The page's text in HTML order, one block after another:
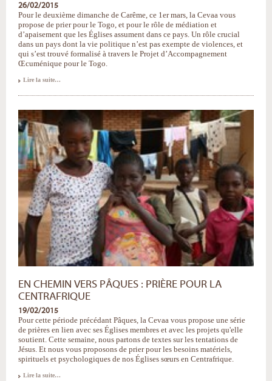
26/02/2015
Pour le deuxième dimanche de Carême, ce 1er mars, la Cevaa vous
propose de prier pour le Togo, et pour le rôle de médiation et
d’apaisement que les Églises assument dans ce pays. Un rôle crucial
dans un pays dont la vie politique n’est pas exempte de violences, et
qui s’est trouvé formalisé à travers le Projet d’Accompagnement
Œcuménique pour le Togo.
En
prière
pour
le
Togo
-
Lire la suite…
EN CHEMIN VERS PÂQUES : PRIÈRE POUR LA
CENTRAFRIQUE
19/02/2015
Pour cette période précédant Pâques, la Cevaa vous propose une série
de prières en lien avec ses Églises membres et avec les projets qu'elle
soutient. Cette semaine, nous partons de textes sur les tentations de
Jésus. Et nous vous proposons de prier pour les besoins matériels,
spirituels et psychologiques de nos Églises sœurs en Centrafrique.
En
Lire la suite…